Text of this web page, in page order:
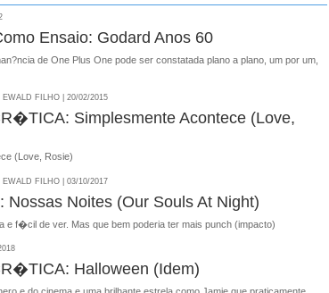
Ensaio: Godard Anos 60
de One Plus One pode ser constatada plano a plano, um por um,
FILHO | 20/02/2015
Simplesmente Acontece (Love,
(Love, Rosie)
FILHO | 03/10/2017
Nossas Noites (Our Souls At Night)
e f�cil de ver. Mas que bem poderia ter mais punch (impacto)
Halloween (Idem)